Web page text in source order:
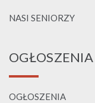
NASI SENIORZY
OGŁOSZENIA
OGŁOSZENIA